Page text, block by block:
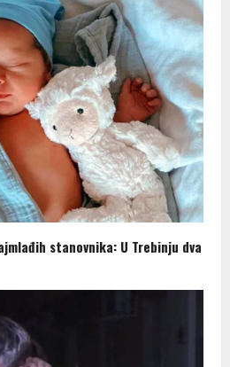
stanovnika: U Trebinju dva